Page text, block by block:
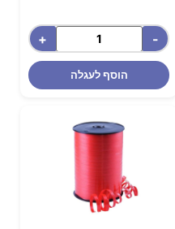
-
+
הוסף לעגלה